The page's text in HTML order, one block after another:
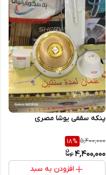
پنکه سقفی یوشا مصری
5,400,000
18%
4,400,000
افزودن به سبد